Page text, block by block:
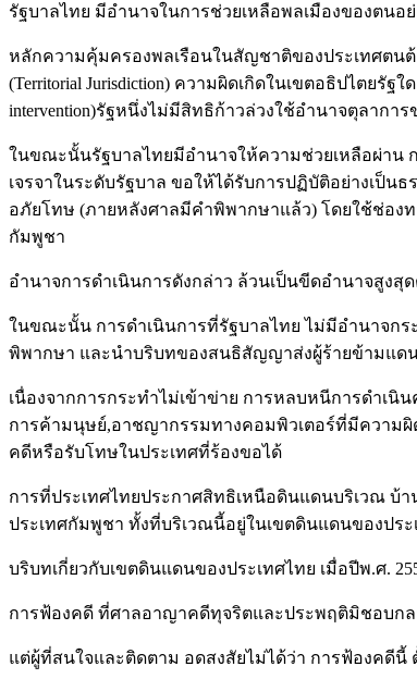
รัฐบาลไทย มีอำนาจในการช่วยเหลือพลเมืองของตน
หลักความคุ้มครองพลเรือนในสัญชาติของประเทศตนต้
(Territorial Jurisdiction) ความผิดเกิดในเขตอธิปไตย
intervention)รัฐหนึ่งไม่มีสิทธิก้าวล่วงใช้อำนาจตุลากา
ในขณะนั้นรัฐบาลไทยมีอำนาจให้ความช่วยเหลือผ่าน
เจรจาในระดับรัฐบาล ขอให้ได้รับการปฏิบัติอย่างเป็
อภัยโทษ (ภายหลังศาลมีคำพิพากษาแล้ว) โดยใช้ช่อง
กัมพูชา
อำนาจการดำเนินการดังกล่าว ล้วนเป็นขีดอำนาจสูง
ในขณะนั้น การดำเนินการที่รัฐบาลไทย ไม่มีอำนาจกร
พิพากษา และนำบริบทของสนธิสัญญาส่งผู้ร้ายข้ามแด
เนื่องจากการกระทำไม่เข้าข่าย การหลบหนีการดำเนิ
การค้ามนุษย์,อาชญากรรมทางคอมพิวเตอร์ที่มีความผิ
คดีหรือรับโทษในประเทศที่ร้องขอได้
การที่ประเทศไทยประกาศสิทธิเหนือดินแดนบริเวณ บ้
ประเทศกัมพูชา ทั้งที่บริเวณนี้อยู่ในเขตดินแดนของประ
บริบทเกี่ยวกับเขตดินแดนของประเทศไทย เมื่อปีพ.ศ.
การฟ้องคดี ที่ศาลอาญาคดีทุจริตและประพฤติมิชอบกล
แต่ผู้ที่สนใจและติดตาม อดสงสัยไม่ได้ว่า การฟ้องคดีนี้